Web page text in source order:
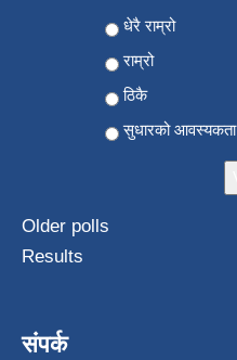
Choices
धेरै राम्रो
राम्रो
ठिकै
सुधारको आवस्यकता
Older polls
Results
संपर्क